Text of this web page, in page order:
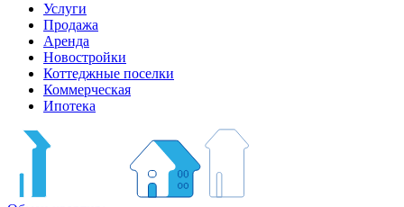
Услуги
Продажа
Аренда
Новостройки
Коттеджные поселки
Коммерческая
Ипотека